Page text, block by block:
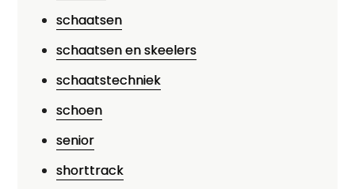
schaatsen
schaatsen en skeelers
schaatstechniek
schoen
senior
shorttrack